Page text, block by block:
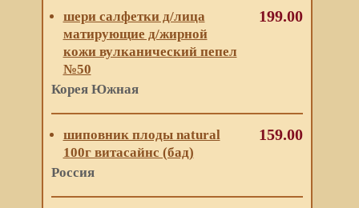
шери салфетки д/лица
матирующие д/жирной
кожи вулканический пепел
№50
Корея Южная
199.00
шиповник плоды natural
100г витасайнс (бад)
Россия
159.00